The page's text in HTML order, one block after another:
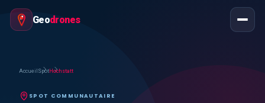
Geodrones
Accueil SpotHochstatt
SPOT COMMUNAUTAIRE